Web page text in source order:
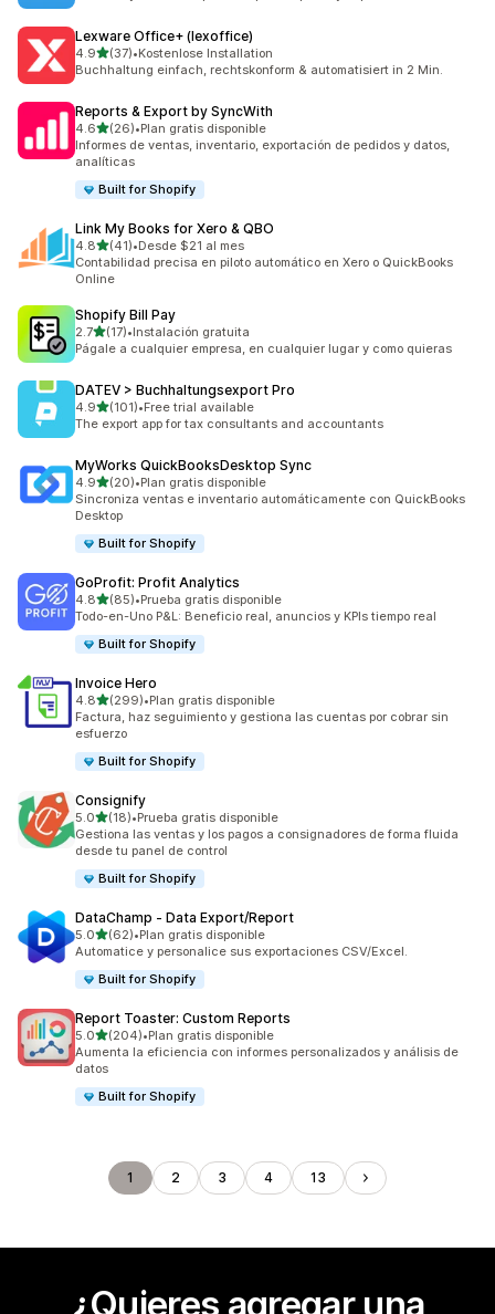
Lexware Office+ (lexoffice)
4.9de 5 estrellas
(37)
37 reseñas en total
•Kostenlose Installation
Buchhaltung einfach, rechtskonform & automatisiert in 2 Min.
Reports & Export by SyncWith
4.6de 5 estrellas
(26)
26 reseñas en total
•Plan gratis disponible
Informes de ventas, inventario, exportación de pedidos y datos,
analíticas
Built for Shopify
Link My Books for Xero & QBO
4.8de 5 estrellas
(41)
41 reseñas en total
•Desde $21 al mes
Contabilidad precisa en piloto automático en Xero o QuickBooks
Online
Shopify Bill Pay
2.7de 5 estrellas
(17)
17 reseñas en total
•Instalación gratuita
Págale a cualquier empresa, en cualquier lugar y como quieras
DATEV > Buchhaltungsexport Pro
4.9de 5 estrellas
(101)
101 reseñas en total
•Free trial available
The export app for tax consultants and accountants
MyWorks QuickBooksDesktop Sync
4.9de 5 estrellas
(20)
20 reseñas en total
•Plan gratis disponible
Sincroniza ventas e inventario automáticamente con QuickBooks
Desktop
Built for Shopify
GoProfit: Profit Analytics
4.8de 5 estrellas
(85)
85 reseñas en total
•Prueba gratis disponible
Todo-en-Uno P&L: Beneficio real, anuncios y KPIs tiempo real
Built for Shopify
Invoice Hero
4.8de 5 estrellas
(299)
299 reseñas en total
•Plan gratis disponible
Factura, haz seguimiento y gestiona las cuentas por cobrar sin
esfuerzo
Built for Shopify
Consignify
5.0de 5 estrellas
(18)
18 reseñas en total
•Prueba gratis disponible
Gestiona las ventas y los pagos a consignadores de forma fluida
desde tu panel de control
Built for Shopify
DataChamp ‑ Data Export/Report
5.0de 5 estrellas
(62)
62 reseñas en total
•Plan gratis disponible
Automatice y personalice sus exportaciones CSV/Excel.
Built for Shopify
Report Toaster: Custom Reports
5.0de 5 estrellas
(204)
204 reseñas en total
•Plan gratis disponible
Aumenta la eficiencia con informes personalizados y análisis de
datos
Built for Shopify
1 2 3 4 13
¿Quieres agregar una